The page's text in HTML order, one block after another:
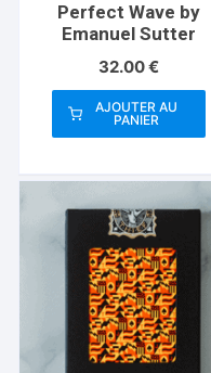
Perfect Wave by
Emanuel Sutter
32.00€
AJOUTER AU
PANIER